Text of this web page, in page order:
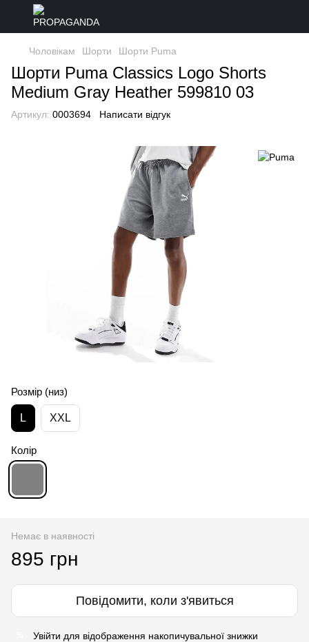
Чоловікам Шорти Шорти Puma
Шорти Puma Classics Logo Shorts
Medium Gray Heather 599810 03
Артикул: 0003694 Написати відгук
Розмір (низ)
L XXL
Колір
Немає в наявності
895 грн
Повідомити, коли з'явиться
Увійти для відображення накопичувальної знижки